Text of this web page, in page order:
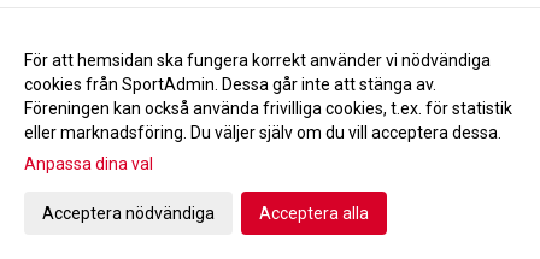
Uddamålsförlust mot Skara IK 2017-10-28 09:39
Tidaholmstrio på klassisk hockeymark 2017-10-27 16:27
THF tar emot Skara IK ikväll 2017-10-27 15:07
A-lagsdebut för William Ahlrik
Helgens Hockey resultat
För att hemsidan ska fungera korrekt använder vi nödvändiga
cookies från SportAdmin. Dessa går inte att stänga av.
Föreningen kan också använda frivilliga cookies, t.ex. för statistik
eller marknadsföring. Du väljer själv om du vill acceptera dessa.
Anpassa dina val
Acceptera nödvändiga Acceptera alla